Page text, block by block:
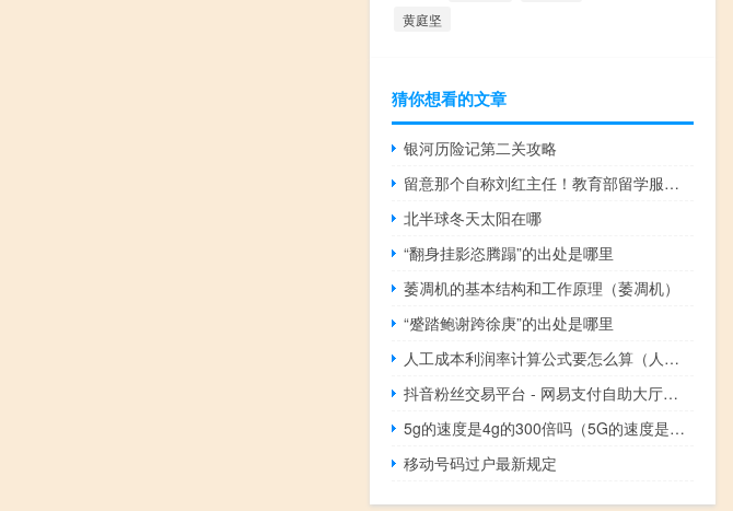
黄庭坚
猜你想看的文章
银河历险记第二关攻略
留意那个自称刘红主任！教育部留学服务中心发布严正声明 到底什么情况嘞
北半球冬天太阳在哪
“翻身挂影恣腾蹋”的出处是哪里
萎凋机的基本结构和工作原理（萎凋机）
“蹙踏鲍谢跨徐庚”的出处是哪里
人工成本利润率计算公式要怎么算（人工成本利润率计算公式）
抖音粉丝交易平台 - 网易支付自助大厅在哪
5g的速度是4g的300倍吗（5G的速度是4G的多少倍）
移动号码过户最新规定